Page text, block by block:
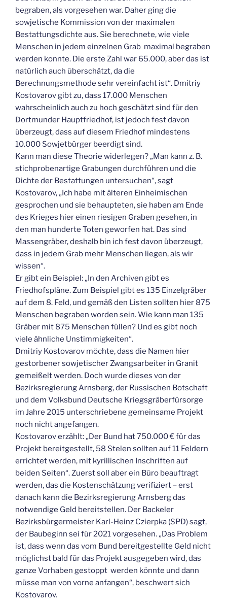
begraben, als vorgesehen war. Daher ging die
sowjetische Kommission von der maximalen
Bestattungsdichte aus. Sie berechnete, wie viele
Menschen in jedem einzelnen Grab maximal begraben
werden konnte. Die erste Zahl war 65.000, aber das ist
natürlich auch überschätzt, da die
Berechnungsmethode sehr vereinfacht ist“. Dmitriy
Kostovarov gibt zu, dass 17.000 Menschen
wahrscheinlich auch zu hoch geschätzt sind für den
Dortmunder Hauptfriedhof, ist jedoch fest davon
überzeugt, dass auf diesem Friedhof mindestens
10.000 Sowjetbürger beerdigt sind.
Kann man diese Theorie widerlegen? „Man kann z. B.
stichprobenartige Grabungen durchführen und die
Dichte der Bestattungen untersuchen“, sagt
Kostovarov, „Ich habe mit älteren Einheimischen
gesprochen und sie behaupteten, sie haben am Ende
des Krieges hier einen riesigen Graben gesehen, in
den man hunderte Toten geworfen hat. Das sind
Massengräber, deshalb bin ich fest davon überzeugt,
dass in jedem Grab mehr Menschen liegen, als wir
wissen“.
Er gibt ein Beispiel: „In den Archiven gibt es
Friedhofspläne. Zum Beispiel gibt es 135 Einzelgräber
auf dem 8. Feld, und gemäß den Listen sollten hier 875
Menschen begraben worden sein. Wie kann man 135
Gräber mit 875 Menschen füllen? Und es gibt noch
viele ähnliche Unstimmigkeiten“.
Dmitriy Kostovarov möchte, dass die Namen hier
gestorbener sowjetischer Zwangsarbeiter in Granit
gemeißelt werden. Doch wurde dieses von der
Bezirksregierung Arnsberg, der Russischen Botschaft
und dem Volksbund Deutsche Kriegsgräberfürsorge
im Jahre 2015 unterschriebene gemeinsame Projekt
noch nicht angefangen.
Kostovarov erzählt: „Der Bund hat 750.000 € für das
Projekt bereitgestellt, 58 Stelen sollten auf 11 Feldern
errichtet werden, mit kyrillischen Inschriften auf
beiden Seiten“. Zuerst soll aber ein Büro beauftragt
werden, das die Kostenschätzung verifiziert – erst
danach kann die Bezirksregierung Arnsberg das
notwendige Geld bereitstellen. Der Backeler
Bezirksbürgermeister Karl-Heinz Czierpka (SPD) sagt,
der Baubeginn sei für 2021 vorgesehen. „Das Problem
ist, dass wenn das vom Bund bereitgestellte Geld nicht
möglichst bald für das Projekt ausgegeben wird, das
ganze Vorhaben gestoppt werden könnte und dann
müsse man von vorne anfangen“, beschwert sich
Kostovarov.